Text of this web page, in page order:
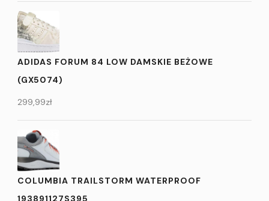
ADIDAS FORUM 84 LOW DAMSKIE BEŻOWE
(GX5074)
299,99zł
COLUMBIA TRAILSTORM WATERPROOF